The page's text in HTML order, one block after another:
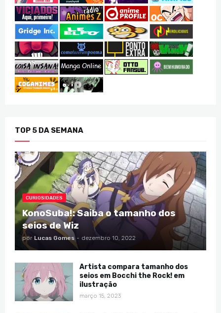
TOP 5 DA SEMANA
CURIOSIDADES
KonoSuba!: Saiba o tamanho dos
seios de Wiz
por Lucas Gomes - dezembro 10, 2022
Artista compara tamanho dos
seios em Bocchi the Rock! em
ilustração
março 15, 2023